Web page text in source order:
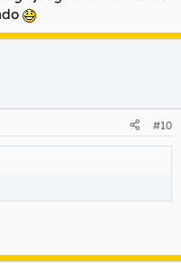
#10